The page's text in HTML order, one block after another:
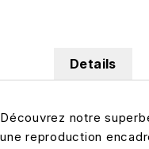
Details
Découvrez notre
une reproduction